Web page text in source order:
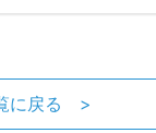
に戻る >